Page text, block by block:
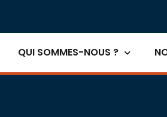
QUI SOMMES-NOUS ?